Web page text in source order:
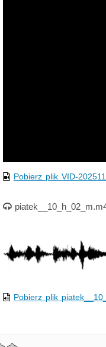
Pobierz plik VID-
Nagranie audio
Pobierz plik